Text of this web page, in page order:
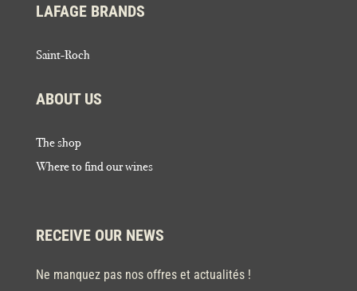
LAFAGE BRANDS
Saint-Roch
ABOUT US
The shop
Where to find our wines
RECEIVE OUR NEWS
Ne manquez pas nos offres et actualités !